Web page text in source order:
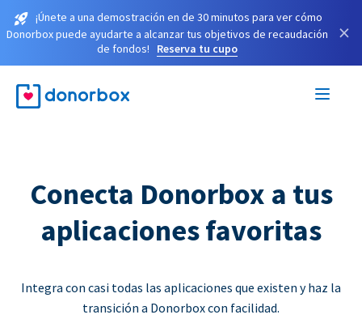
¡Únete a una demostración en de 30 minutos para ver cómo
Donorbox puede ayudarte a alcanzar tus objetivos de recaudación
de fondos!
Reserva tu cupo
×
Conecta Donorbox a tus
aplicaciones favoritas
Integra con casi todas las aplicaciones que existen y haz la
transición a Donorbox con facilidad.